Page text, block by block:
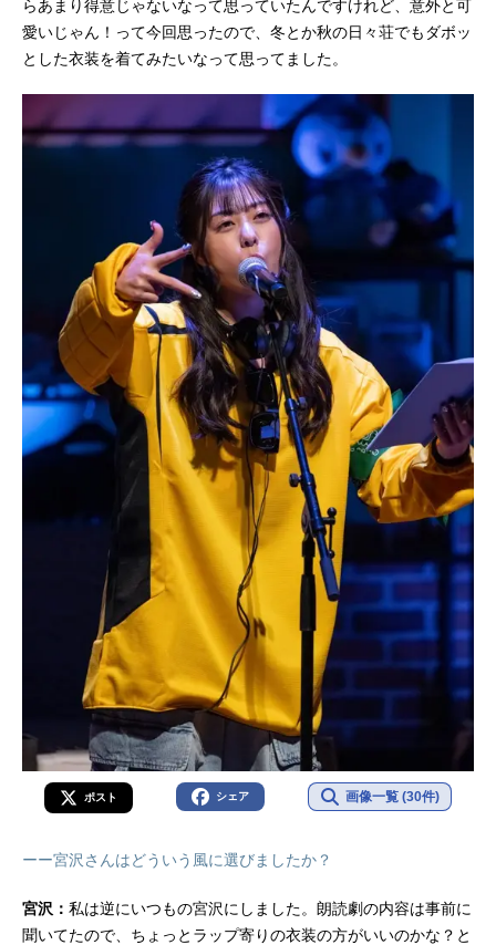
らあまり得意じゃないなって思っていたんですけれど、意外と可
愛いじゃん！って今回思ったので、冬とか秋の日々荘でもダボッ
とした衣装を着てみたいなって思ってました。
ポスト シェア 画像一覧 (30件)
ーー宮沢さんはどういう風に選びましたか？
宮沢： 私は逆にいつもの宮沢にしました。朗読劇の内容は事前に
聞いてたので、ちょっとラップ寄りの衣装の方がいいのかな？と